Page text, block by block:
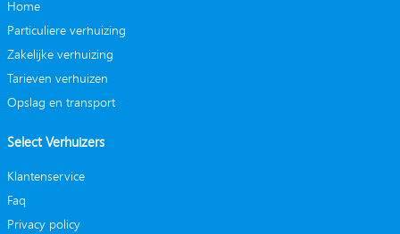
Home
Particuliere verhuizing
Zakelijke verhuizing
Tarieven verhuizen
Opslag en transport
Select Verhuizers
Klantenservice
Faq
Privacy policy